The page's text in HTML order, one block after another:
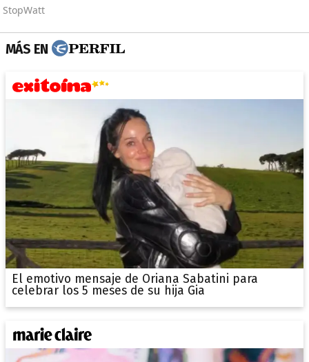
MÁS EN
El emotivo mensaje de Oriana Sabatini para
celebrar los 5 meses de su hija Gia